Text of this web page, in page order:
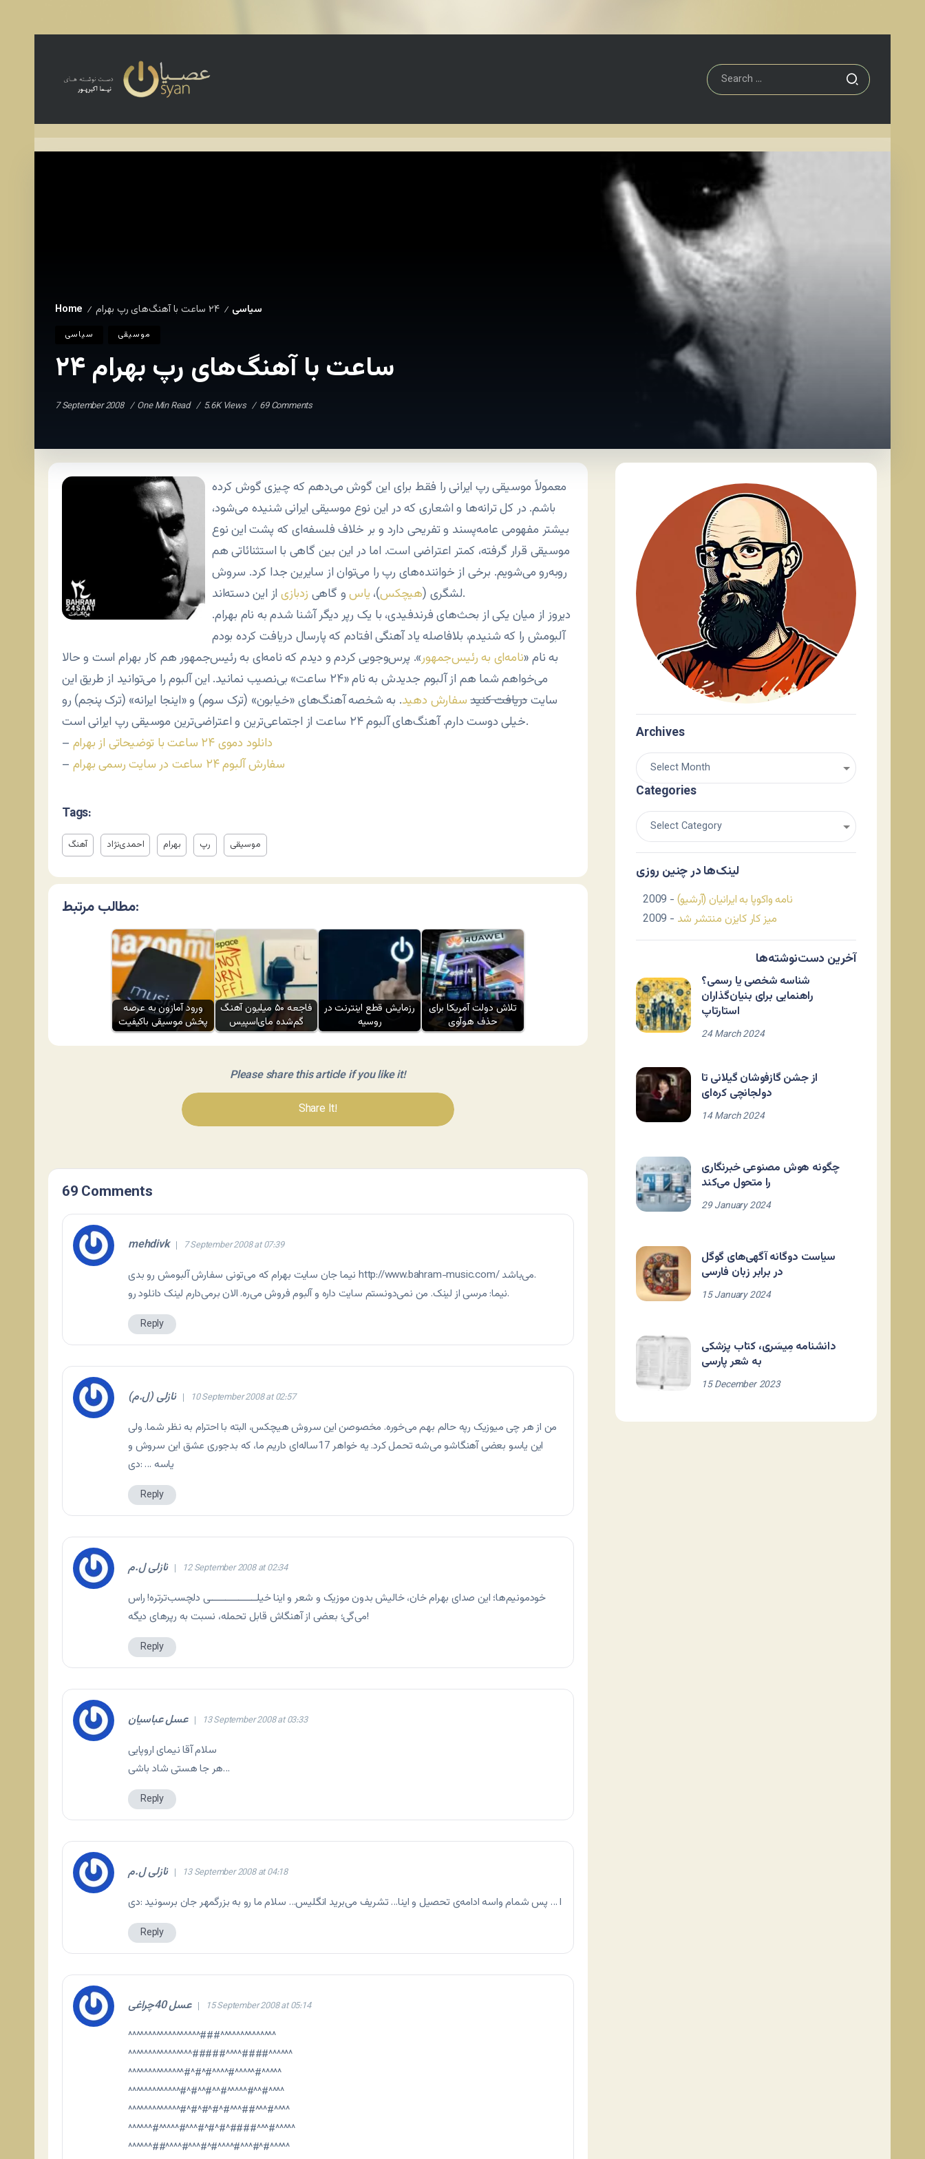
Home / سياسی / ۲۴ ساعت با آهنگ‌های رپ بهرام
سياسی موسيقی
۲۴ ساعت با آهنگ‌های رپ بهرام
7 September 2008 One Min Read 5.6K Views 69 Comments
معمولاً موسیقی رپ ایرانی را فقط برای این گوش می‌دهم که چیزی گوش کرده
باشم. در کل ترانه‌ها و اشعاری که در این نوع موسیقی ایرانی شنیده می‌شود،
بیشتر مفهومی عامه‌پسند و تفریحی دارد و بر خلاف فلسفه‌ای که پشت این نوع
موسیقی قرار گرفته، کمتر اعتراضی است. اما در این بین گاهی با استثنائاتی هم
روبه‌رو می‌شویم. برخی از خواننده‌های رپ را می‌توان از سایرین جدا کرد. سروش
لشگری (هیچکس)، یاسو گاهی زدبازی
از این دسته‌اند.
دیروز از میان یکی از بحث‌های فرندفیدی، با یک رپر دیگر آشنا شدم به نام بهرام.
آلبومش را که شنیدم، بلافاصله یاد آهنگی افتادم که پارسال دریافت کرده بودم
به نام «نامه‌ای به رئیس‌جمهور». پرس‌وجویی کردم و دیدم که نامه‌ای به رئیس‌جمهور هم کار بهرام است و حالا
می‌خواهم شما هم از آلبوم جدیدش به نام «۲۴ ساعت» بی‌نصیب نمانید. این آلبوم را می‌توانید از طریق این
سایتدریافت کنید سفارش دهید. به شخصه آهنگ‌های «خیابون» (ترک سوم) و «اینجا ایرانه» (ترک پنجم) رو
خیلی دوست دارم. آهنگ‌های آلبوم ۲۴ ساعت از اجتماعی‌ترین و اعتراضی‌ترین موسیقی رپ ایرانی است.
–
دانلود دموی ۲۴ ساعت با توضیحاتی از بهرام
–
سفارش آلبوم ۲۴ ساعت در سایت رسمی بهرام
Tags:
آهنگ احمدی‌نژاد بهرام رپ موسیقی
مطالب مرتبط:
ورود آمازون به عرصه
پخش موسیقی باکیفیت
فاجعه ۵۰ میلیون آهنگ
گم‌شده مای‌اسپیس
رزمایش قطع اینترنت در
روسیه
تلاش دولت آمریکا برای
حذف هوآوی
Please share this article if you like it!
Share It!
69 Comments
mehdivk 7 September 2008 at 07:39
نیما جان سايت بهرام که می‌تونی سفارش آلبومش رو بدیhttp://www.bahram-music.com/
می‌باشد.
نیما: مرسی از لینک. من نمی‌دونستم سایت داره و آلبوم فروش می‌ره. الان برمی‌دارم لینک دانلود رو.
Reply
نازلی (ل.م) 10 September 2008 at 02:57
من از هر چی میوزیک رپه حالم بهم می‌خوره. مخصوصن این سروش هیچکس، البته با احترام به نظر شما. ولی
این یاسو بعضی آهنگاشو می‌شه تحمل کرد. یه خواهر 17ساله‌ای داریم ما، که بدجوری عشق این سروش و
یاسه … :دی
Reply
نازلی ل.م 12 September 2008 at 02:34
خودمونیم‌ها؛ این صدای بهرام خان، خالیش بدون موزیک و شعر و اینا خیلــــــــــــــــــی دلچسب‌ترتره! راس
می‌گی؛ بعضی از آهنگاش قابل تحمله، نسبت به رپرهای دیگه!
Reply
عسل عباسیان 13 September 2008 at 03:33
سلام آقا نیمای اروپایی
هر جا هستی شاد باشی…
Reply
نازلی ل.م 13 September 2008 at 04:18
ا … پس شمام واسه ادامه‌ی تحصیل و اینا… تشریف می‌برید انگلیس… سلام ما رو به بزرگمهر جان برسونید :دی
Reply
عسل 40چراغی 15 September 2008 at 05:14
^^^^^^^^^^^^^^^^^^###^^^^^^^^^^^^^^
^^^^^^^^^^^^^^^^#####^^^^####^^^^^^
^^^^^^^^^^^^^^#^#^#^^^^#^^^^^#^^^^^
^^^^^^^^^^^^^#^#^^#^^#^^^^^#^^#^^^^
^^^^^^^^^^^^^#^#^#^#^#^^^##^^^#^^^^
^^^^^^#^^^^^#^^^#^#^#^####^^^#^^^^^
^^^^^^##^^^^#^^^#^#^^^^#^^^#^#^^^^^
Archives
Categories
لینک‌ها در چنین روزی
نامه واکوپا به ایرانیان (آرشیو) - 2009
میز کار کایزن منتشر شد - 2009
آخرین دست‌نوشته‌ها
شناسه شخصی یا رسمی؟
راهنمایی برای بنیان‌گذاران
استارتاپ
24 March 2024
از جشن گازفوشان گیلانی تا
دولجانچی کره‌ای
14 March 2024
چگونه هوش مصنوعی خبرنگاری
را متحول می‌کند
29 January 2024
سیاست دوگانه آگهی‌های گوگل
در برابر زبان فارسی
15 January 2024
دانشنامه مِیسَری، کتاب پزشکی
به شعر پارسی
15 December 2023